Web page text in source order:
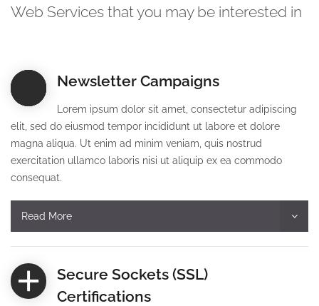
Web Services that you may be interested in
Newsletter Campaigns
Lorem ipsum dolor sit amet, consectetur adipiscing
elit, sed do eiusmod tempor incididunt ut labore et dolore
magna aliqua. Ut enim ad minim veniam, quis nostrud
exercitation ullamco laboris nisi ut aliquip ex ea commodo
consequat.
Read More
Secure Sockets (SSL)
Certifications